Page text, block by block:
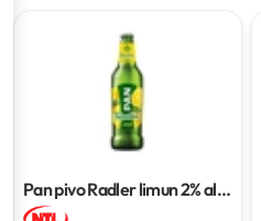
Pan pivo Radler limun 2% alk.
500 ml